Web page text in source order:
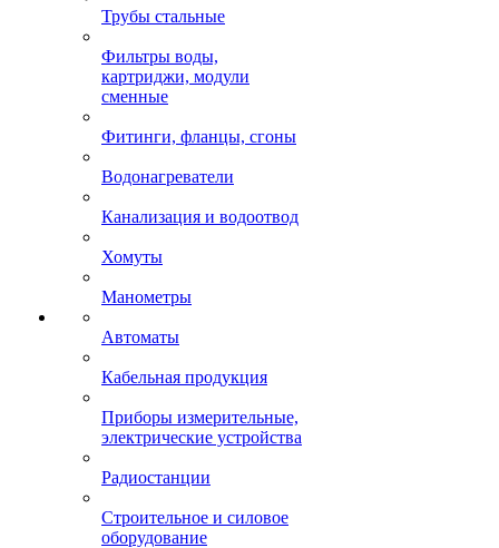
Трубы стальные
Фильтры воды,
картриджи, модули
сменные
Фитинги, фланцы, сгоны
Водонагреватели
Канализация и водоотвод
Хомуты
Манометры
Автоматы
Кабельная продукция
Приборы измерительные,
электрические устройства
Радиостанции
Строительное и силовое
оборудование